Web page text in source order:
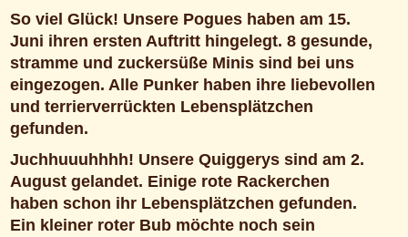
So viel Glück! Unsere Pogues haben am 15.
Juni ihren ersten Auftritt hingelegt. 8 gesunde,
stramme und zuckersüße Minis sind bei uns
eingezogen. Alle Punker haben ihre liebevollen
und terrierverrückten Lebensplätzchen
gefunden.
Juchhuuuhhhh! Unsere Quiggerys sind am 2.
August gelandet. Einige rote Rackerchen
haben schon ihr Lebensplätzchen gefunden.
Ein kleiner roter Bub möchte noch sein